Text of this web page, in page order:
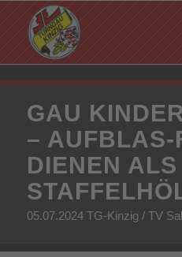
GAU
– AUFBLAS-
DIENEN ALS
05.07.2024 TG-Kinzig / TV